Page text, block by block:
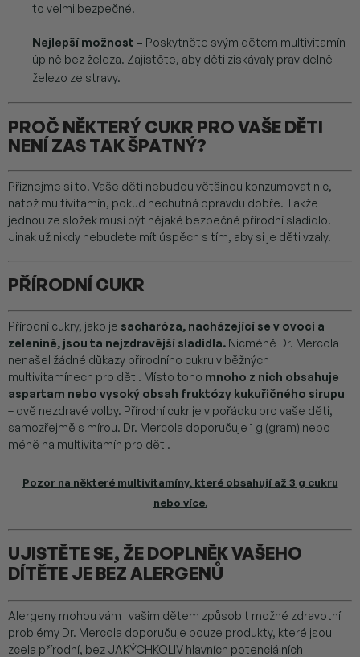
to velmi bezpečné.
Nejlepší možnost – Poskytněte svým dětem multivitamín
úplně bez železa. Zajistěte, aby děti získávaly pravidelně
železo ze stravy.
PROČ NĚKTERÝ CUKR PRO VAŠE DĚTI
NENÍ ZAS TAK ŠPATNÝ?
Přiznejme si to. Vaše děti nebudou většinou konzumovat nic,
natož multivitamín, pokud nechutná opravdu dobře. Takže
jednou ze složek musí být nějaké bezpečné přírodní sladidlo.
Jinak už nikdy nebudete mít úspěch s tím, aby si je děti vzaly.
PŘÍRODNÍ CUKR
Přírodní cukry, jako je sacharóza, nacházející se v ovoci a
zelenině, jsou ta nejzdravější sladidla. Nicméně Dr. Mercola
nenašel žádné důkazy přírodního cukru v běžných
multivitamínech pro děti. Místo toho mnoho z nich obsahuje
aspartam nebo vysoký obsah fruktózy kukuřičného sirupu
– dvě nezdravé volby. Přírodní cukr je v pořádku pro vaše děti,
samozřejmě s mírou. Dr. Mercola doporučuje 1 g (gram) nebo
méně na multivitamín pro děti.
Pozor na některé multivitamíny, které obsahují až 3 g cukru
nebo více.
UJISTĚTE SE, ŽE DOPLNĚK VAŠEHO
DÍTĚTE JE BEZ ALERGENŮ
Alergeny mohou vám i vašim dětem způsobit možné zdravotní
problémy Dr. Mercola doporučuje pouze produkty, které jsou
zcela přírodní, bez JAKÝCHKOLIV hlavních potenciálních